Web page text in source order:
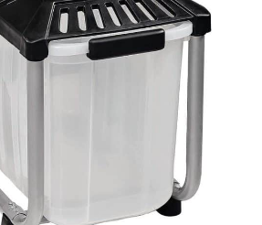
fait
kit
:
tout le
une
des
de
soit à
ce kit
tous
ainsi
Portable—Tous Accessoires
Inclus: Notre kit de
tronçonneuse portable
comprend 2 chaînes, 2
batteries, un chargeur rapide,
des gants de travail, un
tournevis—tout ce dont vous
avez besoin pour commencer
immédiatement. Que ce soit
pour les travaux de jardinage
du week-end ou une utilisation
d'urgence, SEESII vous équipe
pleinement pour toute tâche, à
tout moment 🍃 Garantie Sans
Souci De Trois Ans—
Investissez dans votre mini